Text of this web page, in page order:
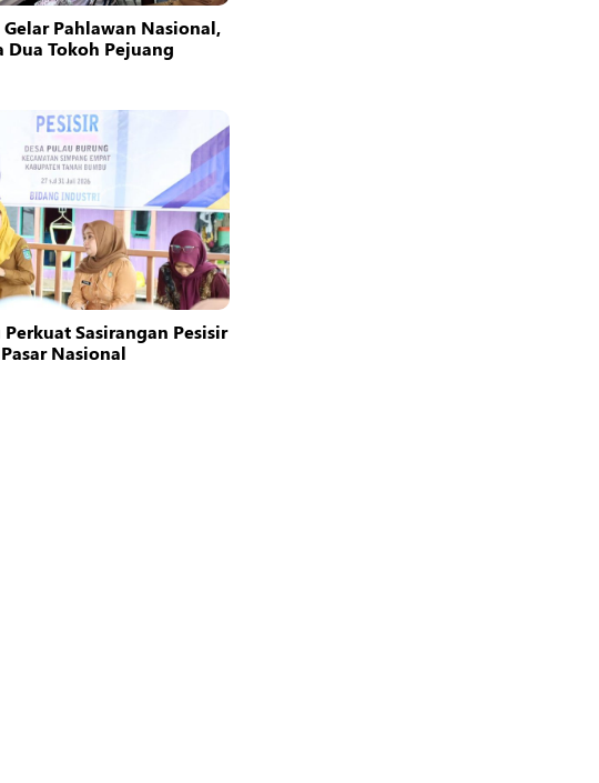
Pahlawan Nasional,
Dua Tokoh Pejuang
Sasirangan Pesisir
Nasional